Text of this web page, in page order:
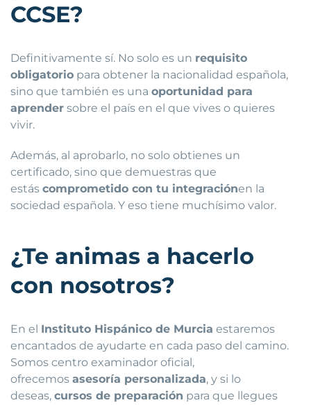
CCSE?
Definitivamente sí. No solo es un requisito
obligatorio para obtener la nacionalidad española,
sino que también es una oportunidad para
aprender sobre el país en el que vives o quieres
vivir.
Además, al aprobarlo, no solo obtienes un
certificado, sino que demuestras que
estás comprometido con tu integraciónen la
sociedad española. Y eso tiene muchísimo valor.
¿Te animas a hacerlo
con nosotros?
En el Instituto Hispánico de Murcia estaremos
encantados de ayudarte en cada paso del camino.
Somos centro examinador oficial,
ofrecemos asesoría personalizada, y si lo
deseas, cursos de preparación para que llegues